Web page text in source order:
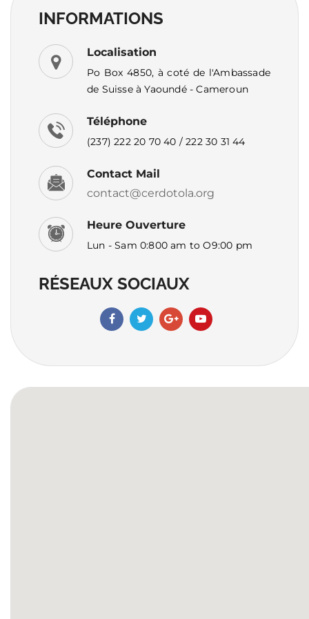
INFORMATIONS
Localisation
Po Box 4850, à coté de l'Ambassade
de Suisse à Yaoundé - Cameroun
Téléphone
(237) 222 20 70 40 / 222 30 31 44
Contact Mail
contact@cerdotola.org
Heure Ouverture
Lun - Sam 0:800 am to O9:00 pm
RÉSEAUX SOCIAUX